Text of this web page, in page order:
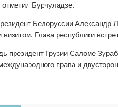
Бурчуладзе.
Белоруссии Александр
Глава республики
президент Грузии Саломе
права и